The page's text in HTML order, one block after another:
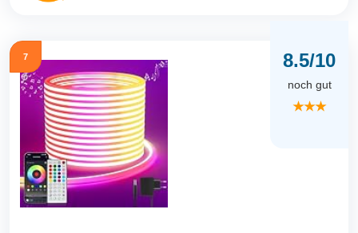
7 8.5/10
noch gut
★★★